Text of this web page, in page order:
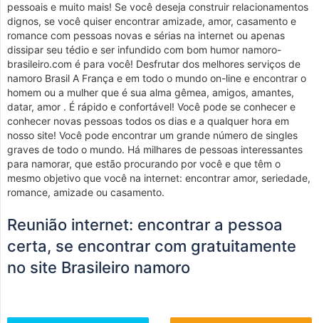
pessoais e muito mais! Se você deseja construir relacionamentos
dignos, se você quiser encontrar amizade, amor, casamento e
romance com pessoas novas e sérias na internet ou apenas
dissipar seu tédio e ser infundido com bom humor namoro-
brasileiro.com é para você! Desfrutar dos melhores serviços de
namoro Brasil A França e em todo o mundo on-line e encontrar o
homem ou a mulher que é sua alma gêmea, amigos, amantes,
datar, amor . É rápido e confortável! Você pode se conhecer e
conhecer novas pessoas todos os dias e a qualquer hora em
nosso site! Você pode encontrar um grande número de singles
graves de todo o mundo. Há milhares de pessoas interessantes
para namorar, que estão procurando por você e que têm o
mesmo objetivo que você na internet: encontrar amor, seriedade,
romance, amizade ou casamento.
Reunião internet: encontrar a pessoa
certa, se encontrar com gratuitamente
no site Brasileiro namoro